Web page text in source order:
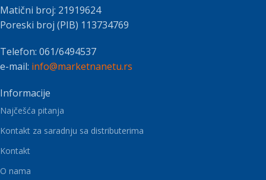
Matični broj: 21919624
Poreski broj (PIB) 113734769
Telefon: 061/6494537
e-mail: info@marketnanetu.rs
Informacije
Najčešća pitanja
Kontakt za saradnju sa distributerima
Kontakt
O nama